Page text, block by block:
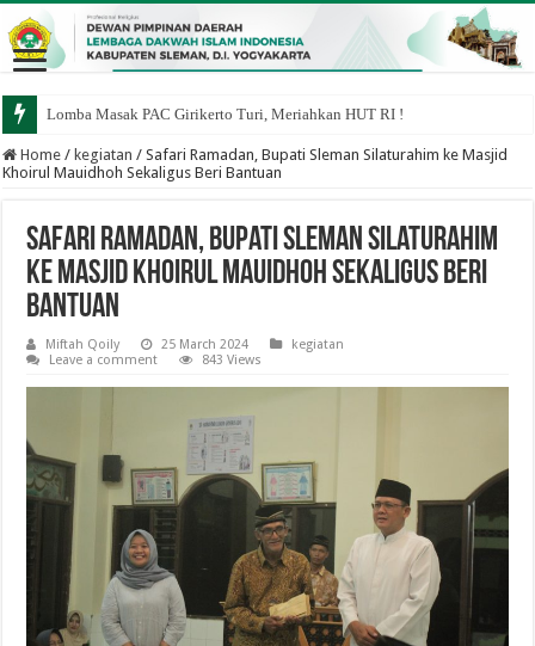
Lomba Masak PAC Girikerto Turi, Meriahkan HUT RI !
Home / kegiatan / Safari Ramadan, Bupati Sleman Silaturahim ke Masjid
Khoirul Mauidhoh Sekaligus Beri Bantuan
Safari Ramadan, Bupati Sleman Silaturahim
ke Masjid Khoirul Mauidhoh Sekaligus Beri
Bantuan
Miftah Qoily 25 March 2024
kegiatan
Leave a comment
843 Views